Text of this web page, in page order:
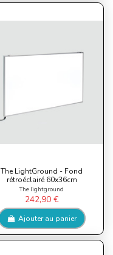
The LightGround - Fond
rétroéclairé 60x36cm
The lightground
242,90 €
Ajouter au panier